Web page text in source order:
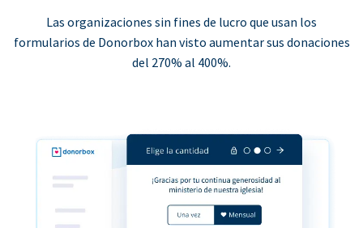
Las organizaciones sin fines de lucro que usan los
formularios de Donorbox han visto aumentar sus donaciones
del 270% al 400%.